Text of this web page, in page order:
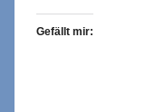
Gefällt mir: